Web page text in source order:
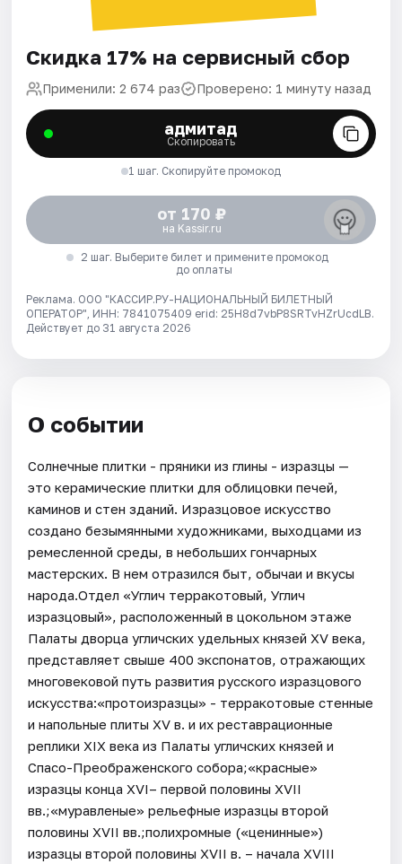
Скидка 17% на сервисный сбор
Применили: 2 674 раз Проверено: 1 минуту назад
адмитад
Скопировать
1 шаг. Скопируйте промокод
от 170 ₽
на Kassir.ru
2 шаг. Выберите билет и примените промокод
до оплаты
Реклама. ООО "КАССИР.РУ-НАЦИОНАЛЬНЫЙ БИЛЕТНЫЙ
ОПЕРАТОР", ИНН: 7841075409 erid: 25H8d7vbP8SRTvHZrUcdLB.
Действует до 31 августа 2026
О событии
Солнечные плитки - пряники из глины - изразцы —
это керамические плитки для облицовки печей,
каминов и стен зданий. Изразцовое искусство
создано безымянными художниками, выходцами из
ремесленной среды, в небольших гончарных
мастерских. В нем отразился быт, обычаи и вкусы
народа.Отдел «Углич терракотовый, Углич
изразцовый», расположенный в цокольном этаже
Палаты дворца угличских удельных князей XV века,
представляет свыше 400 экспонатов, отражающих
многовековой путь развития русского изразцового
искусства:«протоизразцы» - терракотовые стенные
и напольные плиты XV в. и их реставрационные
реплики XIX века из Палаты угличских князей и
Спасо-Преображенского собора;«красные»
изразцы конца XVI– первой половины XVII
вв.;«муравленые» рельефные изразцы второй
половины XVII вв.;полихромные («ценинные»)
изразцы второй половины XVII в. – начала XVIII